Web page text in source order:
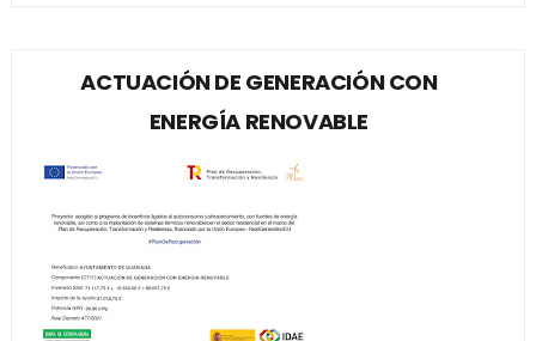
ACTUACIÓN DE GENERACIÓN CON
ENERGÍA RENOVABLE